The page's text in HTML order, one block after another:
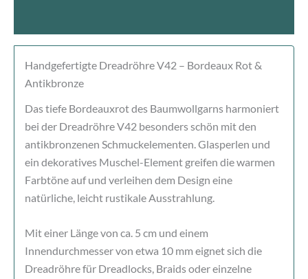
Handgefertigte Dreadröhre V42 – Bordeaux Rot &
Antikbronze
Das tiefe Bordeauxrot des Baumwollgarns harmoniert
bei der Dreadröhre V42 besonders schön mit den
antikbronzenen Schmuckelementen. Glasperlen und
ein dekoratives Muschel-Element greifen die warmen
Farbtöne auf und verleihen dem Design eine
natürliche, leicht rustikale Ausstrahlung.
Mit einer Länge von ca. 5 cm und einem
Innendurchmesser von etwa 10 mm eignet sich die
Dreadröhre für Dreadlocks, Braids oder einzelne